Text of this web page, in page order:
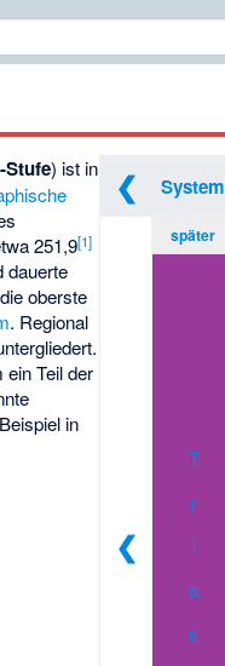
❮ System
❮
später
T
r
i
a
s
Stufe) ist in
251,9[1]
dauerte
oberste
. Regional
Teil der
in